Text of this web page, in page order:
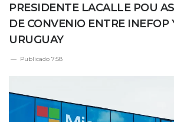
PRESIDENTE LACALLE POU
DE CONVENIO ENTRE INEFOP
URUGUAY
Publicado 7:58